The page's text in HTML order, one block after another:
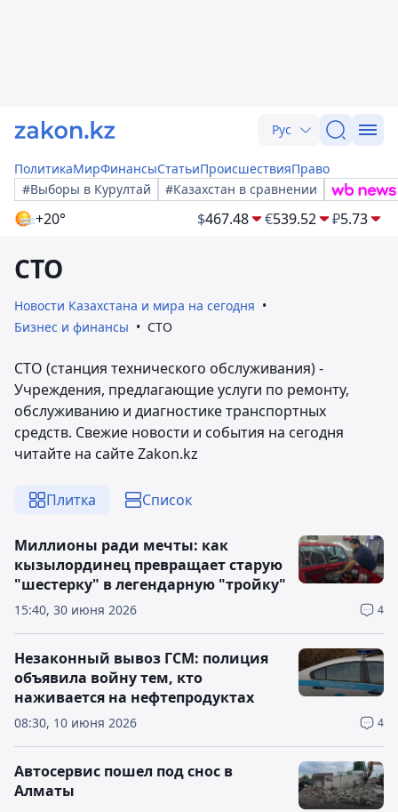
Рус
ПолитикаМирФинансыСтатьиПроисшествияПраво
#Выборы в Курултай
#Казахстан в сравнении
+20° $467.48 €539.52 ₽5.73
СТО
Новости Казахстана и мира на сегодня
Бизнес и финансы
СТО
СТО (станция технического обслуживания) -
Учреждения, предлагающие услуги по ремонту,
обслуживанию и диагностике транспортных
средств. Свежие новости и события на сегодня
читайте на сайте Zakon.kz
Плитка Список
15:40, 30 июня 2026 4
Миллионы ради мечты: как
кызылординец превращает старую
"шестерку" в легендарную "тройку"
08:30, 10 июня 2026 4
Незаконный вывоз ГСМ: полиция
объявила войну тем, кто
наживается на нефтепродуктах
Автосервис пошел под снос в
Алматы